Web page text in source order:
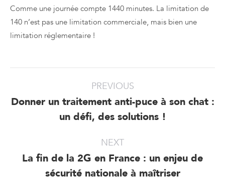
Comme une journée compte 1440 minutes. La limitation de
140 n’est pas une limitation commerciale, mais bien une
limitation réglementaire !
navigation
PREVIOUS
Previous
post:
Donner un traitement anti-puce à son chat :
un défi, des solutions !
NEXT
Next
post:
La fin de la 2G en France : un enjeu de
sécurité nationale à maîtriser